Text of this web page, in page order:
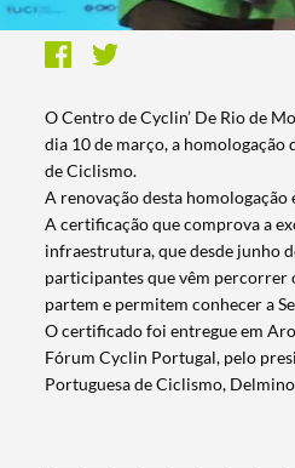
O Centro de Cyclin’ De Rio de
dia 10 de março, a homologação
de Ciclismo.
A renovação desta homologação
A certificação que comprova a
infraestrutura, que desde junho
participantes que vêm percorrer
partem e permitem conhecer a
O certificado foi entregue em
Fórum Cyclin Portugal, pelo
Portuguesa de Ciclismo,